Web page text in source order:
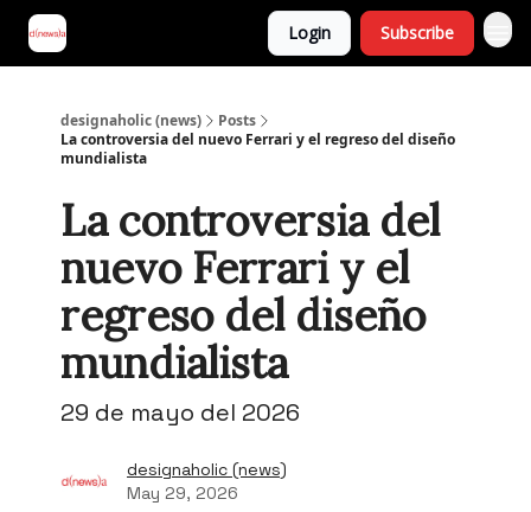
Login Subscribe
designaholic (news)
Posts
La controversia del nuevo Ferrari y el regreso del diseño
mundialista
La controversia del
nuevo Ferrari y el
regreso del diseño
mundialista
29 de mayo del 2026
designaholic (news)
May 29, 2026